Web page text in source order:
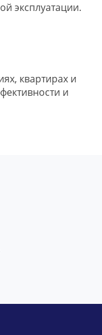
эксплуатации.
квартирах и
и